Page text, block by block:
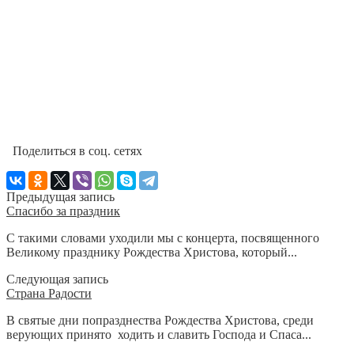
Поделиться в соц. сетях
Предыдущая запись
Спасибо за праздник
С такими словами уходили мы с концерта, посвященного
Великому празднику Рождества Христова, который...
Следующая запись
Страна Радости
В святые дни попразднества Рождества Христова, среди
верующих принято ходить и славить Господа и Спаса...